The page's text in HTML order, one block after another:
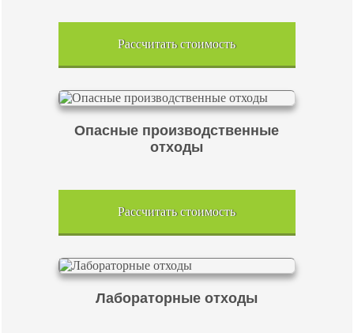
Рассчитать стоимость
Опасные производственные
отходы
Рассчитать стоимость
Лабораторные отходы